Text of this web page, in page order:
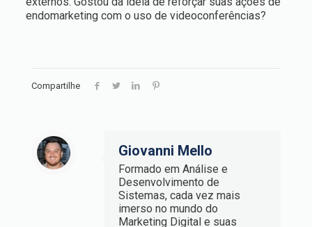
endomarketing com o uso de videoconferências?
Compartilhe
Giovanni Mello
Formado em Análise e
Desenvolvimento de
Sistemas, cada vez mais
imerso no mundo do
Marketing Digital e suas